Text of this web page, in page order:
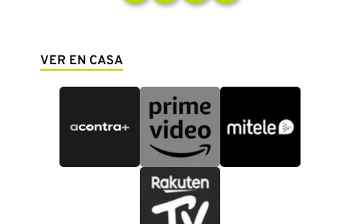
VER EN CASA